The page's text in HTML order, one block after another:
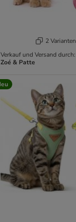
2 Varianten
Verkauf und Versand durch:
Zoé & Patte